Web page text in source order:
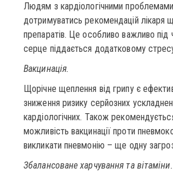
Людям з кардіологічними
дотримуватись рекомендацій лікаря
препаратів. Це особливо важливо під
серце піддається додатковому
Вакцинація.
Щорічне щеплення від грипу є
зниження ризику серйозних
кардіологічних. Також
можливість вакцинації проти
викликати пневмонію – ще одну
Збалансоване харчування та вітаміни.